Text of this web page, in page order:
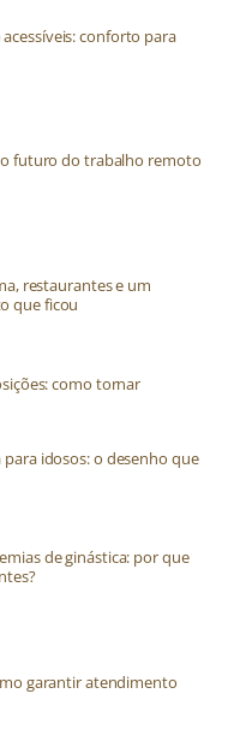
conforto para
o futuro do trabalho remoto
restaurantes e um
que ficou
como tornar
idosos: o desenho que
de ginástica: por que
garantir atendimento